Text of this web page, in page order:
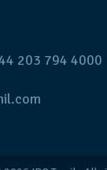
203 794 4000